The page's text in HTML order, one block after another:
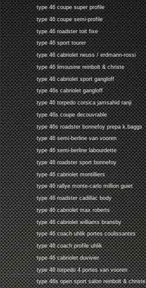
type 46 coupe super profile
type 46 coupe semi-profile
type 46 roadster toit fixe
type 46 sport tourer
type 46 cabriolet neuss / erdmann-rossi
type 46 limousine reinbolt & christe
type 46 cabriolet sport gangloff
type 46s cabriolet gangloff
type 46 torpedo corsica jamsahid ranji
type 46s coupe decouvrable
type 46s roadster bonnefoy prepa k.baggs
type 46 semi-berline van vooren
type 46 semi-berline labourdette
type 46 roadster sport bonnefoy
type 46 cabriolet montilliers
type 46 rallye monte-carlo million guiet
type 46 roadster cadillac body
type 46 cabriolet max roberts
type 46 cabriolet williams bransby
type 46 coach uhlik portes coulissantes
type 46 coach profile uhlik
type 46 cabriolet duvivier
type 46 torpedo 4 portes van vooren
type 46s open sport salon reinbolt & christe